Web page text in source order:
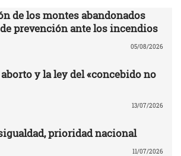
de los montes abandonados
prevención ante los incendios
05/08/2026
y la ley del «concebido no
13/07/2026
prioridad nacional
11/07/2026